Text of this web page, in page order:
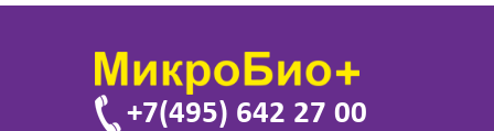
+7(495) 642 27 00